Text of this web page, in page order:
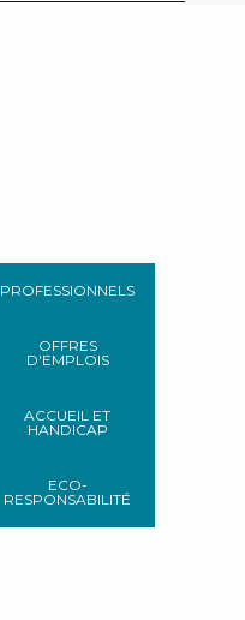
PROFESSIONNELS
OFFRES
D'EMPLOIS
ACCUEIL ET
HANDICAP
ECO-
RESPONSABILITÉ